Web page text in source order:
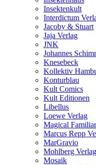
Insektenkult
Interdictum
Jacoby & Stuart
Jaja Verlag
JNK
Johannes
Knesebeck
Kollektiv
Konturblau
Kult Comics
Kult Editionen
Libellus
Loewe Verlag
Magical
Marcus Repp
MarGravio
Mohlberg Verlag
Mosaik